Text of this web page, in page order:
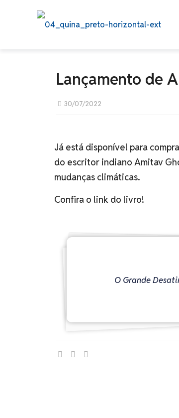
Lançamento de
30/07/2022
Já está disponível para
do escritor indiano Amitav
mudanças climáticas.
Confira o link do livro!
O Grande